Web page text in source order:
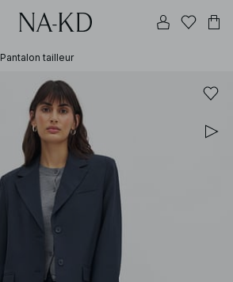
Pantalon tailleur